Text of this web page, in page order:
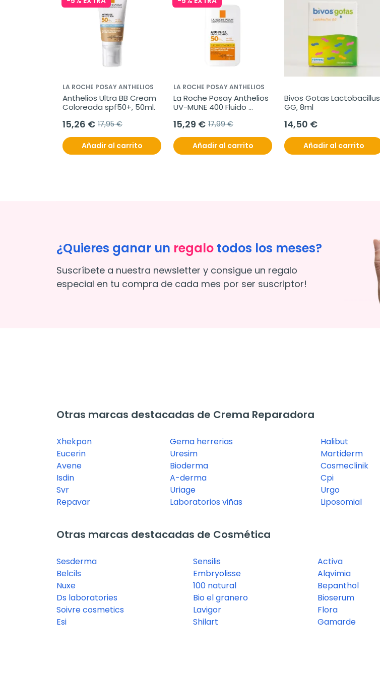
LA ROCHE POSAY ANTHELIOS
Anthelios Ultra BB Cream
Coloreada spf50+, 50ml.
15,26 € 17,95 €
Añadir al carrito
LA ROCHE POSAY ANTHELIOS
La Roche Posay Anthelios
UV-MUNE 400 Fluido
15,29 € 17,99 €
Añadir al carrito
Bivos Gotas Lactobacillus
GG, 8ml
14,50 €
Añadir al carrito
¿Quieres ganar un regalo todos los meses?
Suscríbete a nuestra newsletter y consigue un regalo
especial en tu compra de cada mes por ser suscriptor!
Otras marcas destacadas de Crema Reparadora
Xhekpon
Eucerin
Avene
Isdin
Svr
Repavar
Gema herrerias
Uresim
Bioderma
A-derma
Uriage
Laboratorios viñas
Halibut
Martiderm
Cosmeclinik
Cpi
Urgo
Liposomial
Otras marcas destacadas de Cosmética
Sesderma
Belcils
Nuxe
Ds laboratories
Soivre cosmetics
Esi
Sensilis
Embryolisse
100 natural
Bio el granero
Lavigor
Shilart
Activa
Alqvimia
Bepanthol
Bioserum
Flora
Gamarde